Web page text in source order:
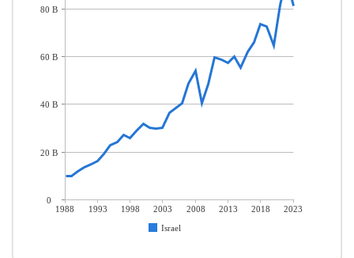
1988 1993 1998 2003 2008 2013 2018
2023
Israel
80 B
60 B
40 B
20 B
0